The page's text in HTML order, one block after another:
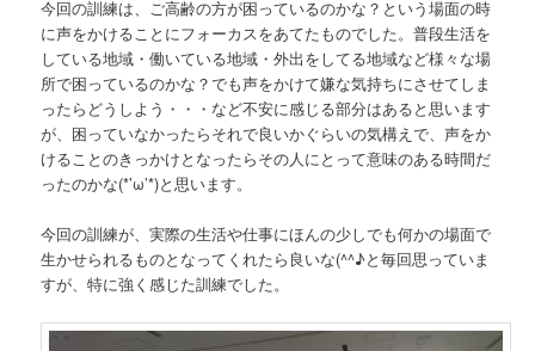
今回の訓練は、ご高齢の方が困っているのかな？という場面の時
に声をかけることにフォーカスをあてたものでした。普段生活を
している地域・働いている地域・外出をしてる地域など様々な場
所で困っているのかな？でも声をかけて嫌な気持ちにさせてしま
ったらどうしよう・・・など不安に感じる部分はあると思います
が、困っていなかったらそれで良いかぐらいの気構えで、声をか
けることのきっかけとなったらその人にとって意味のある時間だ
ったのかな(*’ω’*)と思います。
今回の訓練が、実際の生活や仕事にほんの少しでも何かの場面で
生かせられるものとなってくれたら良いな(^^♪と毎回思っていま
すが、特に強く感じた訓練でした。